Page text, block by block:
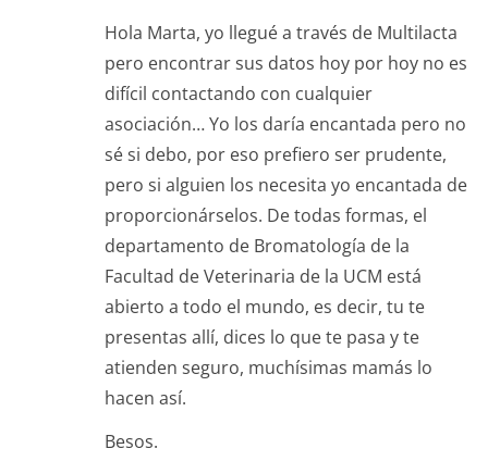
Hola Marta, yo llegué a través de Multilacta
pero encontrar sus datos hoy por hoy no es
difícil contactando con cualquier
asociación… Yo los daría encantada pero no
sé si debo, por eso prefiero ser prudente,
pero si alguien los necesita yo encantada de
proporcionárselos. De todas formas, el
departamento de Bromatología de la
Facultad de Veterinaria de la UCM está
abierto a todo el mundo, es decir, tu te
presentas allí, dices lo que te pasa y te
atienden seguro, muchísimas mamás lo
hacen así.
Besos.